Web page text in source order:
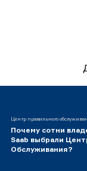
Центр правильного
Почему сотни
Saab выбрали
Обслуживания?